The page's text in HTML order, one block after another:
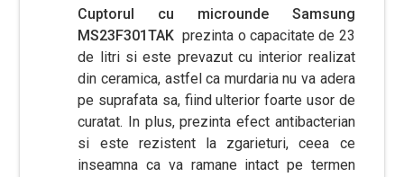
Cuptorul cu microunde Samsung
MS23F301TAKprezinta o capacitate de 23
de litri si este prevazut cu interior realizat
din ceramica, astfel ca murdaria nu va adera
pe suprafata sa, fiind ulterior foarte usor de
curatat. In plus, prezinta efect antibacterian
si este rezistent la zgarieturi, ceea ce
inseamna ca va ramane intact pe termen